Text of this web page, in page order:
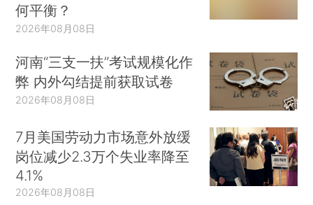
何平衡？
2026年08月08日
河南“三支一扶”考试规模化作
弊 内外勾结提前获取试卷
2026年08月08日
7月美国劳动力市场意外放缓
岗位减少2.3万个失业率降至
4.1%
2026年08月08日